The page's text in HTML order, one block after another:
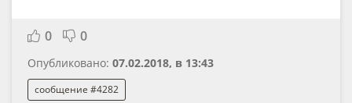
0 0
Опубликовано: 07.02.2018, в 13:43
сообщение #4282